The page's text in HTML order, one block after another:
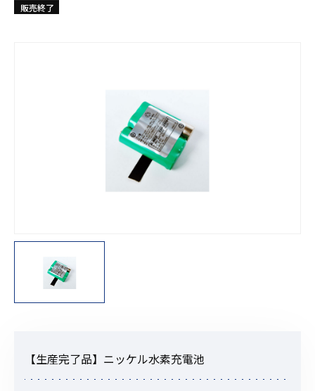
販売終了
【生産完了品】ニッケル水素充電池